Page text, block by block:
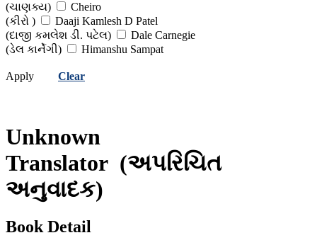
(ચાણક્ય)
Cheiro
(કીરો )
Daaji Kamlesh D Patel
(દાજી કમલેશ ડી. પટેલ)
Dale Carnegie
(ડેલ કાર્નેગી)
Himanshu Sampat
(હિમાંશુ શેખર)
(લલિતા શર્મા)
Lalkrishna Advani
(લાલકૃષ્ણ આડવાણી)
Mahesh Kapadia
(મહેશ કાપડિયા)
Morgan Housel
Namita Thapar
(નમિતા થાપર)
Nityanand Charan Das
(નિત્યાનંદ ચરણ દાસ)
(ઓશો)
Paramhansa Yogananda
(પરમહંસ યોગાનંદ)
Apply Clear
Unknown
Translator (અપરિચિત
અનુવાદક)
Book Detail